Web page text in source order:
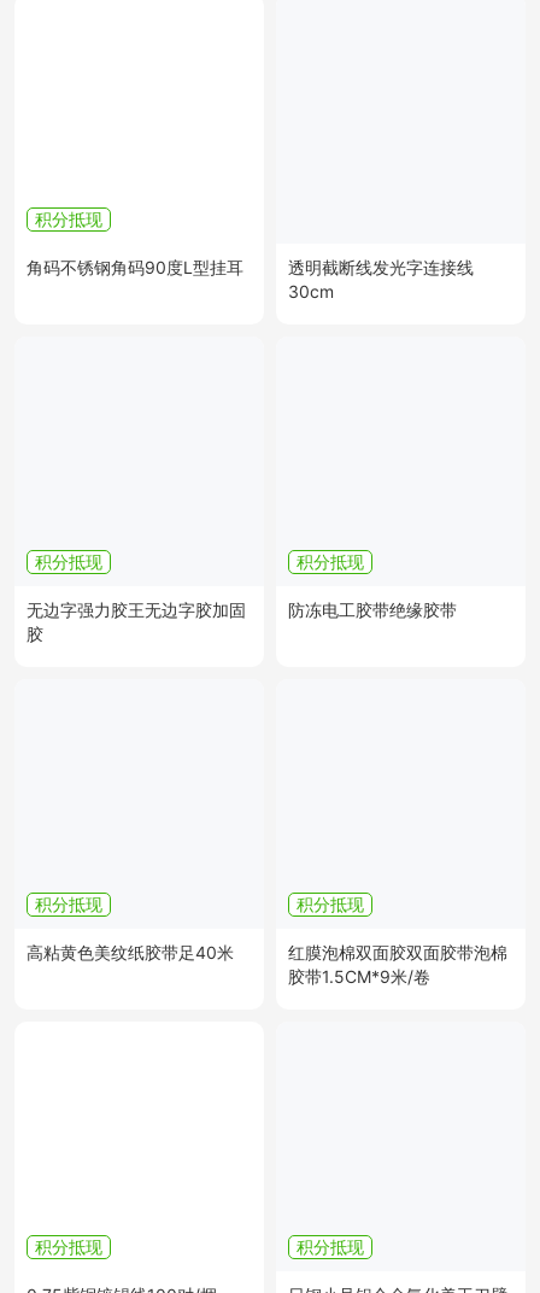
积分抵现
角码不锈钢角码90度L型挂耳
透明截断线发光字连接线
30cm
积分抵现
无边字强力胶王无边字胶加固
胶
积分抵现
防冻电工胶带绝缘胶带
积分抵现
高粘黄色美纹纸胶带足40米
积分抵现
红膜泡棉双面胶双面胶带泡棉
胶带1.5CM*9米/卷
积分抵现 积分抵现